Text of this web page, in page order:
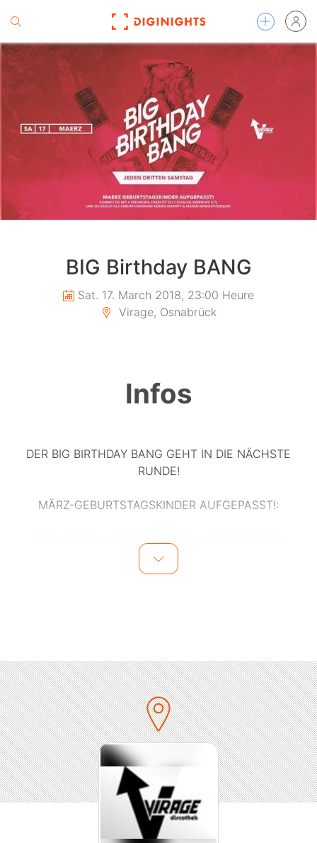
BIG Birthday BANG
Sat. 17. March 2018, 23:00 Heure
Virage, Osnabrück
Infos
DER BIG BIRTHDAY BANG GEHT IN DIE NÄCHSTE
RUNDE!
MÄRZ-GEBURTSTAGSKINDER AUFGEPASST!:
1 FLASCHE SMIRNOFF 0,7l + SOFTDRINK
ANFAHRTS BONUS:
Anreise ab 70 km und aus Bielefeld, Cloppenburg und
Münster
- 5€ Freiverzehr
Der Anfahrtsbonus gilt bis 00:00h in Verbindung mit
einem gültigen Ausweis!
_________________________________________________
TREUEKARTE:
Treue wird bei uns belohnt!